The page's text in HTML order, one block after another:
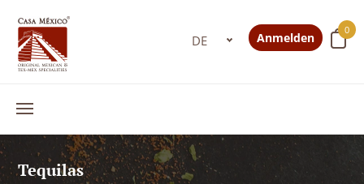
0
Anmelden
Tequilas